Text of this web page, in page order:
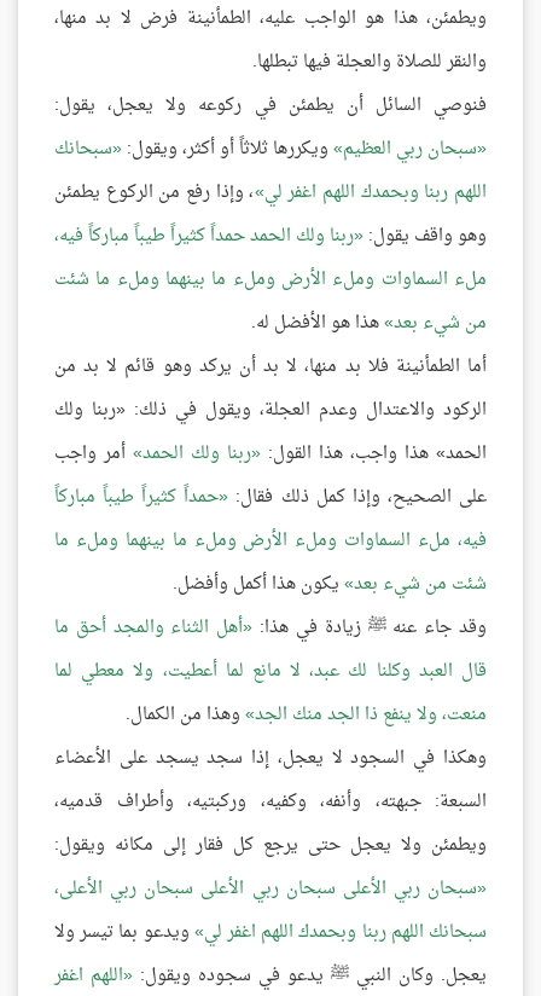
ويطمئن، هذا هو الواجب عليه، الطمأنينة فرض لا بد منها،
والنقر للصلاة والعجلة فيها تبطلها.
فنوصي السائل أن يطمئن في ركوعه ولا يعجل، يقول:
سبحان ربي العظيم ويكررها ثلاثاً أو أكثر، ويقول: سبحانك
اللهم ربنا وبحمدك اللهم اغفر لي ، وإذا رفع من الركوع يطمئن
وهو واقف يقول: ربنا ولك الحمد حمداً كثيراً طيباً مباركاً فيه،
ملء السماوات وملء الأرض وملء ما بينهما وملء ما شئت
من شيء بعد هذا هو الأفضل له.
أما الطمأنينة فلا بد منها، لا بد أن يركد وهو قائم لا بد من
الركود والاعتدال وعدم العجلة، ويقول في ذلك: «ربنا ولك
الحمد» هذا واجب، هذا القول: ربنا ولك الحمد أمر واجب
على الصحيح، وإذا كمل ذلك فقال: حمداً كثيراً طيباً مباركاً
فيه، ملء السماوات وملء الأرض وملء ما بينهما وملء ما
شئت من شيء بعد يكون هذا أكمل وأفضل.
وقد جاء عنه ﷺ زيادة في هذا: أهل الثناء والمجد أحق ما
قال العبد وكلنا لك عبد، لا مانع لما أعطيت، ولا معطي لما
منعت، ولا ينفع ذا الجد منك الجد وهذا من الكمال.
وهكذا في السجود لا يعجل، إذا سجد يسجد على الأعضاء
السبعة: جبهته، وأنفه، وكفيه، وركبتيه، وأطراف قدميه،
ويطمئن ولا يعجل حتى يرجع كل فقار إلى مكانه ويقول:
سبحان ربي الأعلى سبحان ربي الأعلى سبحان ربي الأعلى،
سبحانك اللهم ربنا وبحمدك اللهم اغفر لي ويدعو بما تيسر ولا
يعجل. وكان النبي ﷺ يدعو في سجوده ويقول: اللهم اغفر